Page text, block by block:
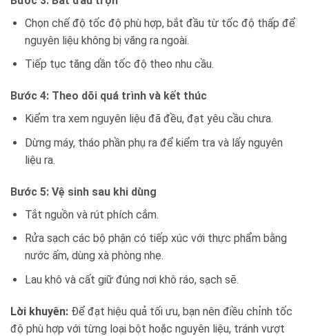
Chọn chế độ tốc độ phù hợp, bắt đầu từ tốc độ thấp để
nguyên liệu không bị văng ra ngoài.
Tiếp tục tăng dần tốc độ theo nhu cầu.
Bước 4: Theo dõi quá trình và kết thúc
Kiểm tra xem nguyên liệu đã đều, đạt yêu cầu chưa.
Dừng máy, tháo phần phụ ra để kiểm tra và lấy nguyên
liệu ra.
Bước 5: Vệ sinh sau khi dùng
Tắt nguồn và rút phích cắm.
Rửa sạch các bộ phận có tiếp xúc với thực phẩm bằng
nước ấm, dùng xà phòng nhẹ.
Lau khô và cất giữ đúng nơi khô ráo, sạch sẽ.
Lời khuyên: Để đạt hiệu quả tối ưu, bạn nên điều chỉnh tốc
độ phù hợp với từng loại bột hoặc nguyên liệu, tránh vượt